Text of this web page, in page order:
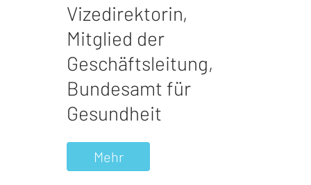
Vizedirektorin,
Mitglied der
Geschäftsleitung,
Bundesamt für
Gesundheit
Mehr